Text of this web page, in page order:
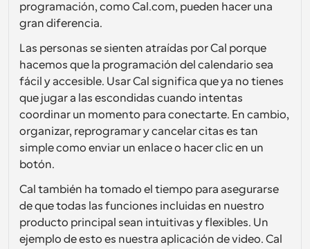
Enlaces de Grupo Dinámico
Reserva reuniones de forma fluida con varias personas
Webhooks
Recibe notificaciones cuando ocurra algo
programación, como Cal.com, pueden hacer una
gran diferencia.
Las personas se sienten atraídas por Cal porque
hacemos que la programación del calendario sea
fácil y accesible. Usar Cal significa que ya no tienes
que jugar a las escondidas cuando intentas
coordinar un momento para conectarte. En cambio,
organizar, reprogramar y cancelar citas es tan
simple como enviar un enlace o hacer clic en un
botón.
Cal también ha tomado el tiempo para asegurarse
de que todas las funciones incluidas en nuestro
producto principal sean intuitivas y flexibles. Un
ejemplo de esto es nuestra aplicación de video. Cal